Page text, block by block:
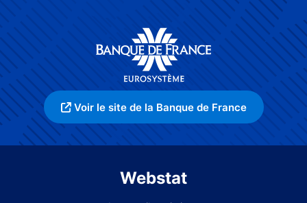
Voir le site de la Banque de France
Webstat